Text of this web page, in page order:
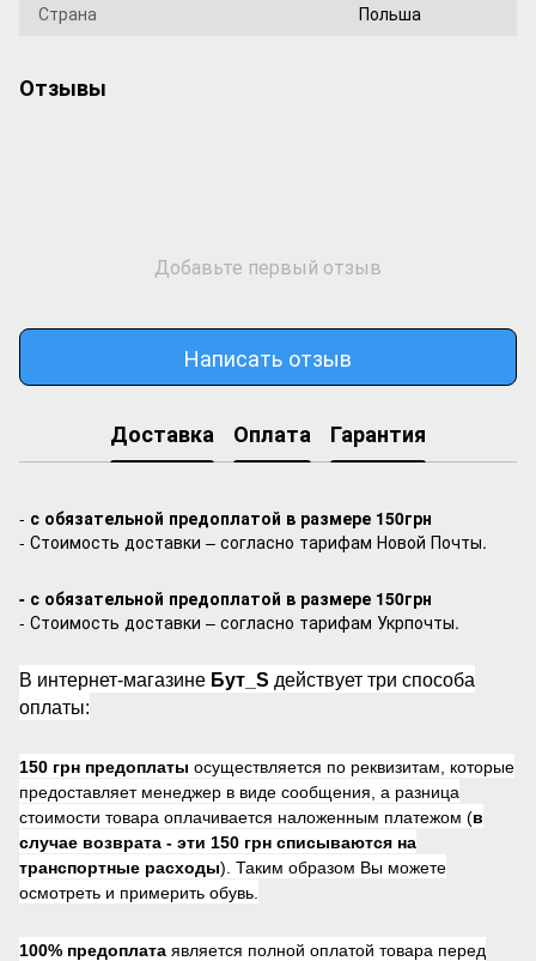
Страна
Польша
Отзывы
Добавьте первый отзыв
Написать отзыв
Доставка Оплата Гарантия
- с обязательной предоплатой в размере 150грн
- Стоимость доставки – согласно тарифам Новой Почты.
- с обязательной предоплатой в размере 150грн
- Стоимость доставки – согласно тарифам Укрпочты.
В интернет-магазине Бут_S действует три способа
оплаты:
150 грн предоплаты осуществляется по реквизитам, которые
предоставляет менеджер в виде сообщения, а разница
стоимости товара оплачивается наложенным платежом (в
случае возврата - эти 150 грн списываются на
транспортные расходы). Таким образом Вы можете
осмотреть и примерить обувь.
100% предоплата является полной оплатой товара перед